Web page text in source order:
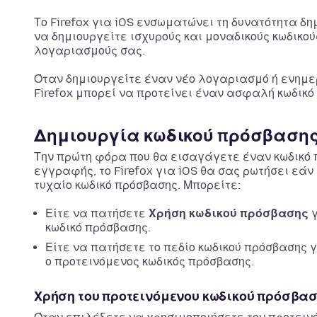
Το Firefox για iOS ενσωματώνει τη δυνατότητα
να δημιουργείτε ισχυρούς και μοναδικούς
λογαριασμούς σας.
Όταν δημιουργείτε έναν νέο λογαριασμό ή
Firefox μπορεί να προτείνει έναν ασφαλή
Δημιουργία κωδικού
Την πρώτη φόρα που θα εισαγάγετε έναν
εγγραφής, το Firefox για iOS θα σας ρωτήσει
τυχαίο κωδικό πρόσβασης. Μπορείτε:
Είτε να πατήσετε Χρήση κωδικού πρόσβασης
κωδικό πρόσβασης.
Είτε να πατήσετε το πεδίο κωδικού πρόσβασης
ο προτεινόμενος κωδικός πρόσβασης.
Χρήση του προτεινόμενου κωδικού